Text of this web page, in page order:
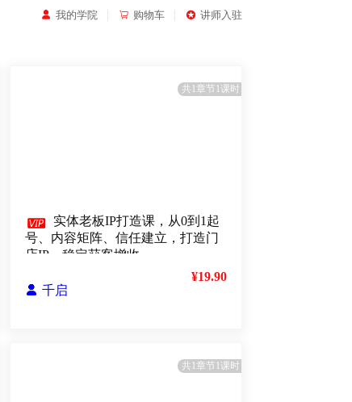
 我的学院  购物车  讲师入驻
共1章节1课时
 实体老板IP打造课，从0到1起
号、内容矩阵、信任建立，打造门
店IP，稳定获客增收
 千启
¥19.90
共1章节1课时